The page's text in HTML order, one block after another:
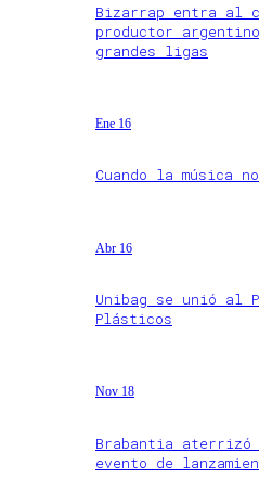
Bizarrap entra al
productor
grandes ligas
Ene 16
Cuando la música
Abr 16
Unibag se unió al
Plásticos
Nov 18
Brabantia aterrizó
evento de